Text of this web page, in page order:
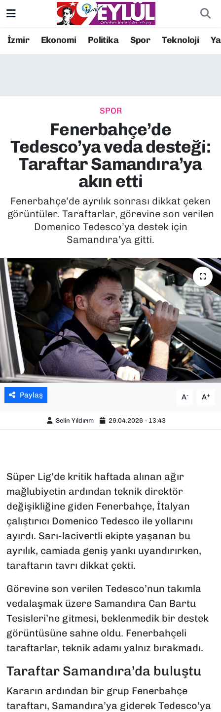
İzmir Ekonomi Politika Spor Teknoloji
SPOR
Fenerbahçe’de
Tedesco’ya veda desteği:
Taraftar Samandıra’ya
akın etti
Fenerbahçe’de ayrılık sonrası dikkat çeken
görüntüler. Taraftarlar, görevine son verilen
Domenico Tedesco’ya destek için
Samandıra’ya gitti.
Paylaş A- A+
Selin Yıldırım 29.04.2026 - 13:43
Süper Lig’de kritik haftada alınan ağır
mağlubiyetin ardından teknik direktör
değişikliğine giden Fenerbahçe, İtalyan
çalıştırıcı Domenico Tedesco ile yollarını
ayırdı. Sarı-lacivertli ekipte yaşanan bu
ayrılık, camiada geniş yankı uyandırırken,
taraftarın tavrı dikkat çekti.
Görevine son verilen Tedesco’nun takımla
vedalaşmak üzere Samandıra Can Bartu
Tesisleri’ne gitmesi, beklenmedik bir destek
görüntüsüne sahne oldu. Fenerbahçeli
taraftarlar, teknik adamı yalnız bırakmadı.
Taraftar Samandıra’da buluştu
Kararın ardından bir grup Fenerbahçe
taraftarı, Samandıra’ya giderek Tedesco’ya
Resmi İlanlar
EKONOMİ
KÜLTÜR SANAT
POLİTİKA
SPOR
TEKNOLOJİ
YAŞAM
YEREL YÖNETİMLER
Konak Nöbetçi Eczaneler
Süper Lig Puan Durumu ve Fikstür
Tüm Manşetler
Son Dakika Haberleri